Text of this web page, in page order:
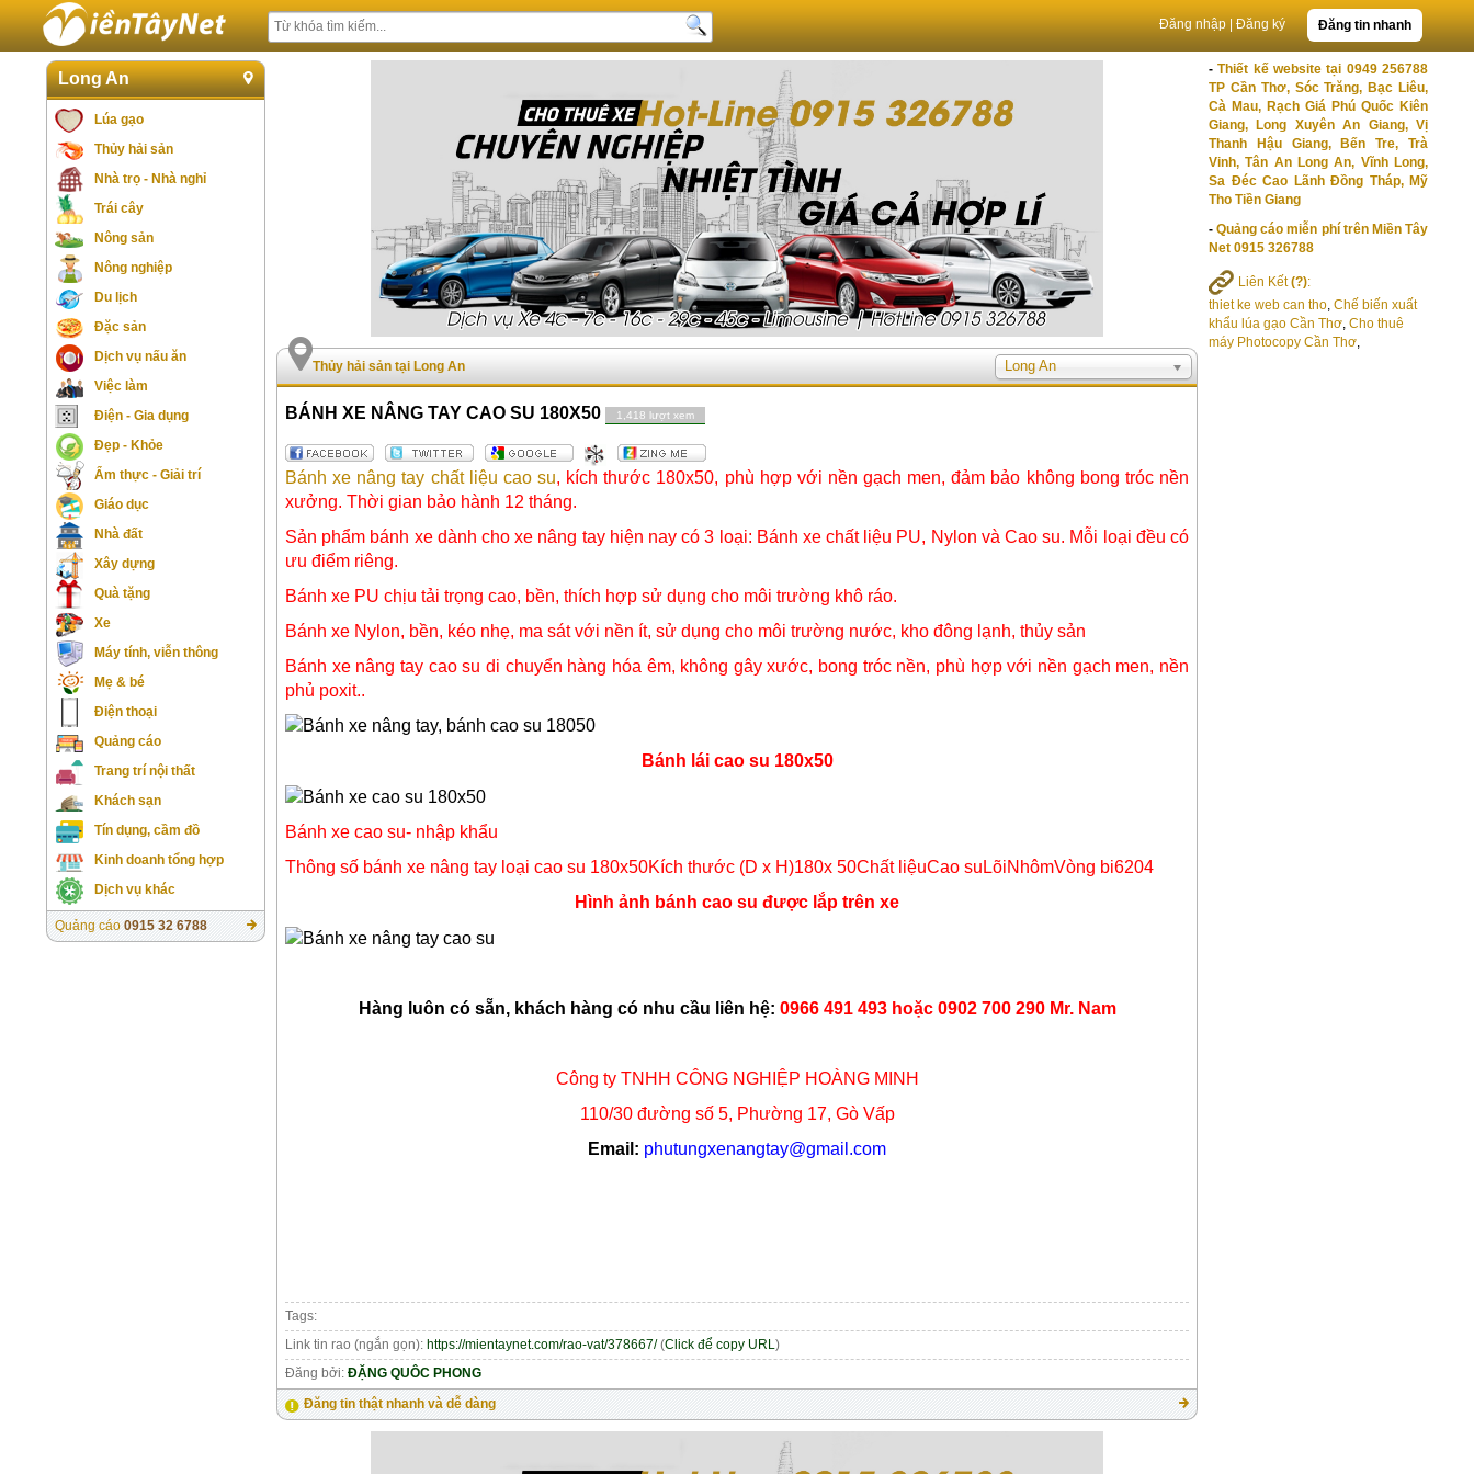
Đăng tin nhanh
Đăng nhập Đăng ký
Long An
Lúa gạo
Thủy hải sản
Nhà trọ - Nhà nghỉ
Trái cây
Nông sản
Nông nghiệp
Du lịch
Đặc sản
Dịch vụ nấu ăn
Việc làm
Điện - Gia dụng
Đẹp - Khỏe
Ẩm thực - Giải trí
Giáo dục
Nhà đất
Xây dựng
Quà tặng
Xe
Máy tính, viễn thông
Mẹ & bé
Điện thoại
Quảng cáo
Trang trí nội thất
Khách sạn
Tín dụng, cầm đồ
Kinh doanh tổng hợp
Dịch vụ khác
Quảng cáo 0915 32 6788
-Thiết kế website tại 0949 256788
TP Cần Thơ, Sóc Trăng, Bạc Liêu,
Cà Mau, Rạch Giá Phú Quốc Kiên
Giang, Long Xuyên An Giang, Vị
Thanh Hậu Giang, Bến Tre, Trà
Vinh, Tân An Long An, Vĩnh Long,
Sa Đéc Cao Lãnh Đồng Tháp, Mỹ
Tho Tiền Giang
-Quảng cáo miễn phí trên Miền Tây
Net 0915 326788
Liên Kết(?):
thiet ke web can tho, Chế biến xuất
khẩu lúa gạo Cần Thơ, Cho thuê
máy Photocopy Cần Thơ,
Thủy hải sản tại Long An
Long An
BÁNH XE NÂNG TAY CAO SU 180X50 1,418 lượt xem
Bánh xe nâng tay chất liệu cao su, kích thước 180x50, phù hợp với nền gạch men, đảm bảo không bong tróc nền
xưởng. Thời gian bảo hành 12 tháng.
Sản phẩm bánh xe dành cho xe nâng tay hiện nay có 3 loại: Bánh xe chất liệu PU, Nylon và Cao su. Mỗi loại đều có
ưu điểm riêng.
Bánh xe PU chịu tải trọng cao, bền, thích hợp sử dụng cho môi trường khô ráo.
Bánh xe Nylon, bền, kéo nhẹ, ma sát với nền ít, sử dụng cho môi trường nước, kho đông lạnh, thủy sản
Bánh xe nâng tay cao su di chuyển hàng hóa êm, không gây xước, bong tróc nền, phù hợp với nền gạch men, nền
phủ poxit..
Bánh lái cao su 180x50
Bánh xe cao su- nhập khẩu
Thông số bánh xe nâng tay loại cao su 180x50Kích thước (D x H)180x 50Chất liệuCao suLõiNhômVòng bi6204
Hình ảnh bánh cao su được lắp trên xe
Hàng luôn có sẵn, khách hàng có nhu cầu liên hệ: 0966 491 493 hoặc 0902 700 290 Mr. Nam
Công ty TNHH CÔNG NGHIỆP HOÀNG MINH
110/30 đường số 5, Phường 17, Gò Vấp
Email: phutungxenangtay@gmail.com
Tags:
Link tin rao (ngắn gọn): https://mientaynet.com/rao-vat/378667/(Click để copy URL)
Đăng bởi: ĐẶNG QUÔC PHONG
Đăng tin thật nhanh và dễ dàng